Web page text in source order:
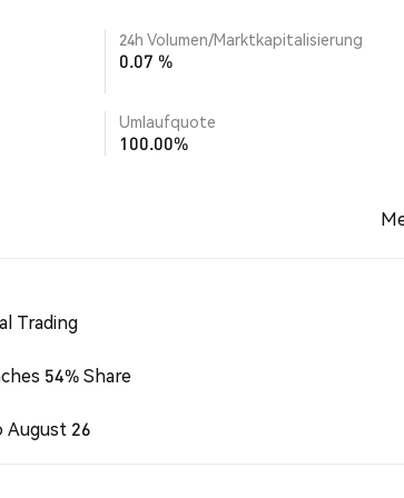
24h Volumen/Marktkapitalisierung
0.07 %
Umlaufquote
100.00%
Trading
54% Share
August 26